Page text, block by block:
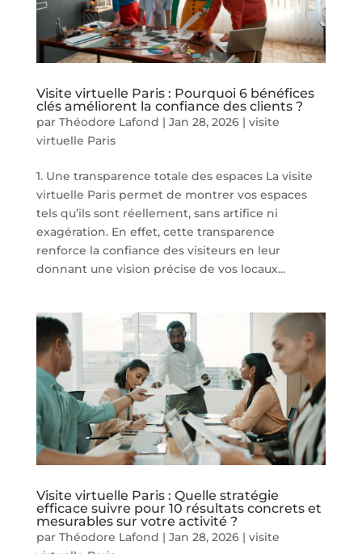
Visite virtuelle Paris : Pourquoi 6 bénéfices
clés améliorent la confiance des clients ?
par Théodore Lafond | Jan 28, 2026| visite
virtuelle Paris
1. Une transparence totale des espaces La visite
virtuelle Paris permet de montrer vos espaces
tels qu’ils sont réellement, sans artifice ni
exagération. En effet, cette transparence
renforce la confiance des visiteurs en leur
donnant une vision précise de vos locaux...
Visite virtuelle Paris : Quelle stratégie
efficace suivre pour 10 résultats concrets et
mesurables sur votre activité ?
par Théodore Lafond | Jan 28, 2026| visite